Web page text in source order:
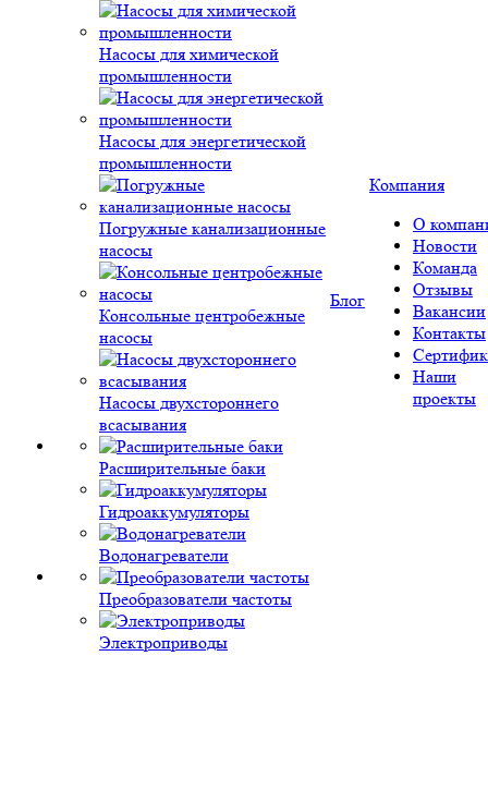
Насосы для химической
промышленности
Насосы для энергетической
промышленности
Погружные канализационные
насосы
Консольные центробежные
насосы
Насосы двухстороннего
всасывания
Расширительные баки
Гидроаккумуляторы
Водонагреватели
Преобразователи частоты
Электроприводы
Блог
Компания
О
Новости
Команда
Отзывы
Вакансии
Контакты
Наши
проекты